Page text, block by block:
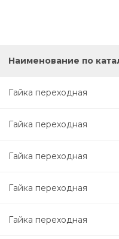
Наименование по
Гайка переходная
Гайка переходная
Гайка переходная
Гайка переходная
Гайка переходная